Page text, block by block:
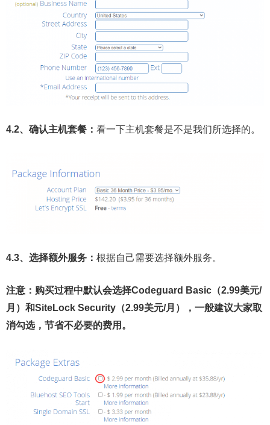
4.2、确认主机套餐： 看一下主机套餐是不是我们所选择的。
4.3、选择额外服务： 根据自己需要选择额外服务。
注意：购买过程中默认会选择Codeguard Basic（2.99美元/
月）和SiteLock Security（2.99美元/月），一般建议大家取
消勾选，节省不必要的费用。